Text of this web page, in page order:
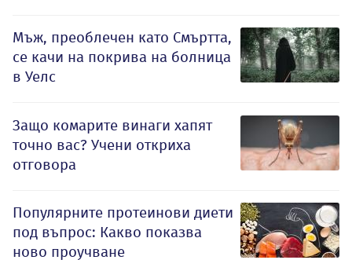
Мъж, преоблечен като Смъртта,
се качи на покрива на болница
в Уелс
Защо комарите винаги хапят
точно вас? Учени откриха
отговора
Популярните протеинови диети
под въпрос: Какво показва
ново проучване